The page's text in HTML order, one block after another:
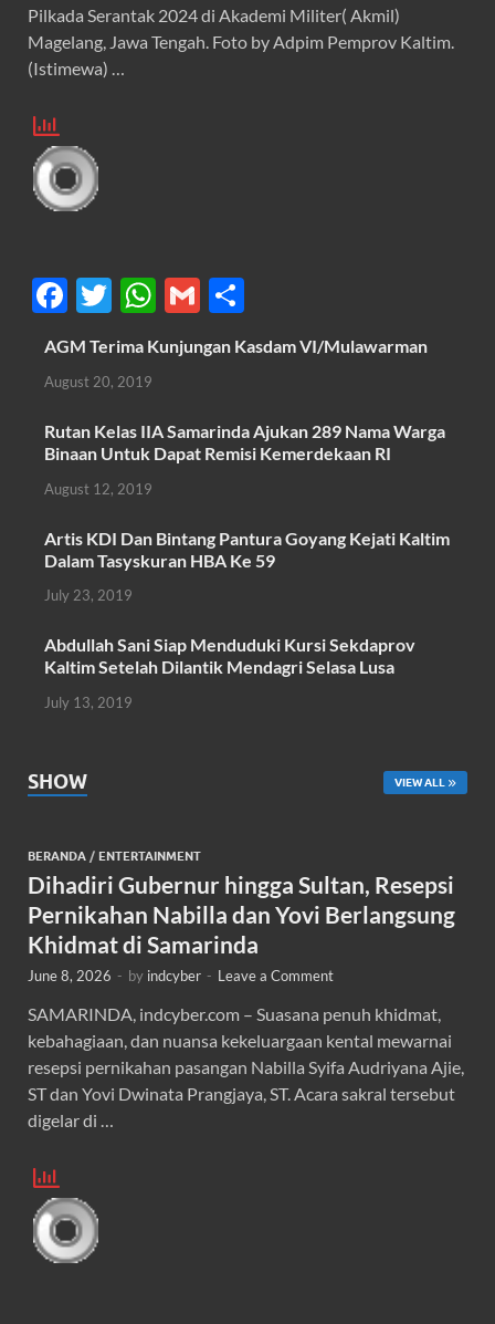
Pilkada Serantak 2024 di Akademi Militer( Akmil)
Magelang, Jawa Tengah. Foto by Adpim Pemprov Kaltim.
(Istimewa) …
F
ac
e
b
o
o
k
T
w
itt
er
W
h
at
A
p
G
ail
h
ar
AGM Terima Kunjungan Kasdam VI/Mulawarman
August 20, 2019
Rutan Kelas IIA Samarinda Ajukan 289 Nama Warga
Binaan Untuk Dapat Remisi Kemerdekaan RI
August 12, 2019
Artis KDI Dan Bintang Pantura Goyang Kejati Kaltim
Dalam Tasyskuran HBA Ke 59
July 23, 2019
Abdullah Sani Siap Menduduki Kursi Sekdaprov
Kaltim Setelah Dilantik Mendagri Selasa Lusa
July 13, 2019
SHOW VIEW ALL
BERANDA / ENTERTAINMENT
Dihadiri Gubernur hingga Sultan, Resepsi
Pernikahan Nabilla dan Yovi Berlangsung
Khidmat di Samarinda
June 8, 2026 - by indcyber - Leave a Comment
SAMARINDA, indcyber.com – Suasana penuh khidmat,
kebahagiaan, dan nuansa kekeluargaan kental mewarnai
resepsi pernikahan pasangan Nabilla Syifa Audriyana Ajie,
ST dan Yovi Dwinata Prangjaya, ST. Acara sakral tersebut
digelar di …